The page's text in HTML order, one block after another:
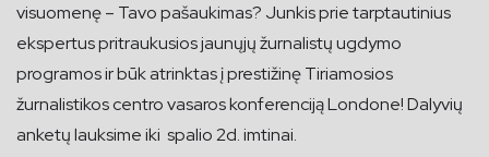
visuomenę – Tavo pašaukimas? Junkis prie tarptautinius
ekspertus pritraukusios jaunųjų žurnalistų ugdymo
programos ir būk atrinktas į prestižinę Tiriamosios
žurnalistikos centro vasaros konferenciją Londone! Dalyvių
anketų lauksime iki spalio 2d. imtinai.